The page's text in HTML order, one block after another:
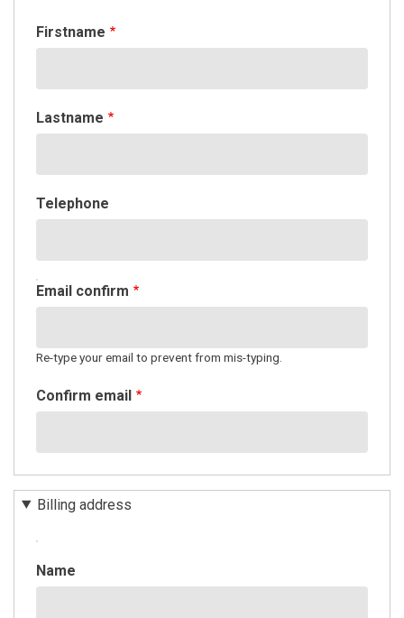
Firstname
Lastname
Telephone
EMAIL
CONFIRM
Email confirm
Re-type your email to prevent from mis-typing.
Confirm email
Billing address
ADDRESS
Name